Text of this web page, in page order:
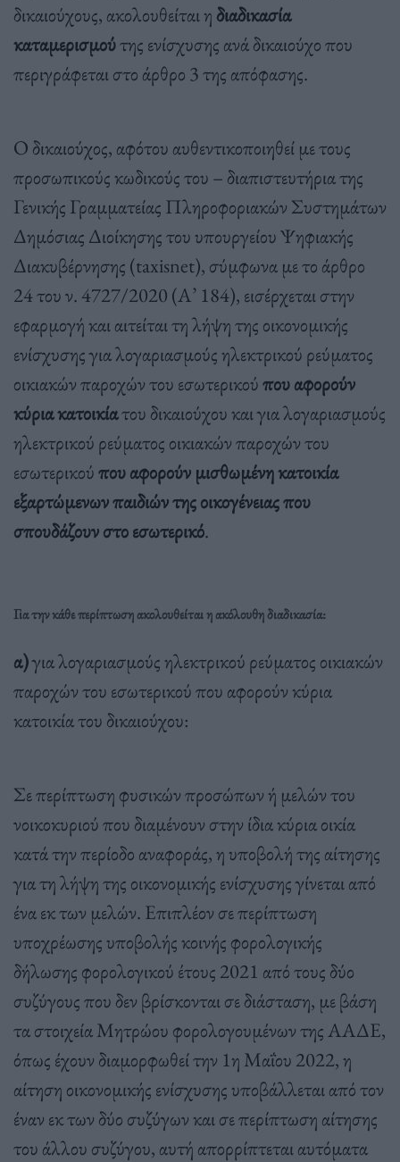
δικαιούχους, ακολουθείται η διαδικασία
καταμερισμούτης ενίσχυσης ανά δικαιούχο που
περιγράφεται στο άρθρο 3 της απόφασης.
Ο δικαιούχος, αφότου αυθεντικοποιηθεί με τους
προσωπικούς κωδικούς του – διαπιστευτήρια της
Γενικής Γραμματείας Πληροφοριακών Συστημάτων
Δημόσιας Διοίκησης του υπουργείου Ψηφιακής
Διακυβέρνησης (taxisnet), σύμφωνα με το άρθρο
24 του ν. 4727/2020 (Α’ 184), εισέρχεται στην
εφαρμογή και αιτείται τη λήψη της οικονομικής
ενίσχυσης για λογαριασμούς ηλεκτρικού ρεύματος
οικιακών παροχών του εσωτερικούπου αφορούν
κύρια κατοικίατου δικαιούχου και για λογαριασμούς
ηλεκτρικού ρεύματος οικιακών παροχών του
εσωτερικούπου αφορούν μισθωμένη κατοικία
εξαρτώμενων παιδιών της οικογένειας που
σπουδάζουν στο εσωτερικό.
Για την κάθε περίπτωση ακολουθείται η ακόλουθη διαδικασία:
α)για λογαριασμούς ηλεκτρικού ρεύματος οικιακών
παροχών του εσωτερικού που αφορούν κύρια
κατοικία του δικαιούχου:
Σε περίπτωση φυσικών προσώπων ή μελών του
νοικοκυριού που διαμένουν στην ίδια κύρια οικία
κατά την περίοδο αναφοράς, η υποβολή της αίτησης
για τη λήψη της οικονομικής ενίσχυσης γίνεται από
ένα εκ των μελών. Επιπλέον σε περίπτωση
υποχρέωσης υποβολής κοινής φορολογικής
δήλωσης φορολογικού έτους 2021 από τους δύο
συζύγους που δεν βρίσκονται σε διάσταση, με βάση
τα στοιχεία Μητρώου φορολογουμένων της ΑΑΔΕ,
όπως έχουν διαμορφωθεί την 1η Μαΐου 2022, η
αίτηση οικονομικής ενίσχυσης υποβάλλεται από τον
έναν εκ των δύο συζύγων και σε περίπτωση αίτησης
του άλλου συζύγου, αυτή απορρίπτεται αυτόματα